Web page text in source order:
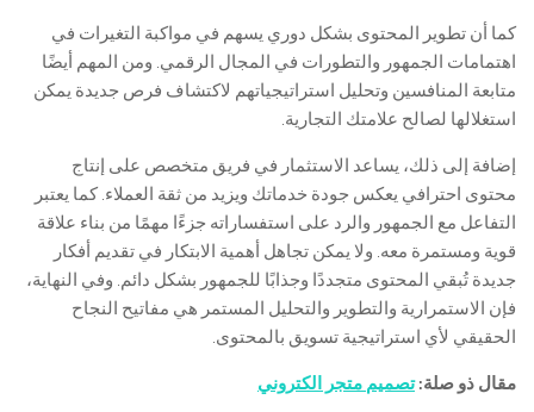
كما أن تطوير المحتوى بشكل دوري يسهم في مواكبة التغيرات في
اهتمامات الجمهور والتطورات في المجال الرقمي. ومن المهم أيضًا
متابعة المنافسين وتحليل استراتيجياتهم لاكتشاف فرص جديدة يمكن
استغلالها لصالح علامتك التجارية.
إضافة إلى ذلك، يساعد الاستثمار في فريق متخصص على إنتاج
محتوى احترافي يعكس جودة خدماتك ويزيد من ثقة العملاء. كما يعتبر
التفاعل مع الجمهور والرد على استفساراته جزءًا مهمًا من بناء علاقة
قوية ومستمرة معه. ولا يمكن تجاهل أهمية الابتكار في تقديم أفكار
جديدة تُبقي المحتوى متجددًا وجذابًا للجمهور بشكل دائم. وفي النهاية،
فإن الاستمرارية والتطوير والتحليل المستمر هي مفاتيح النجاح
الحقيقي لأي استراتيجية تسويق بالمحتوى.
مقال ذو صلة:تصميم متجر الكتروني